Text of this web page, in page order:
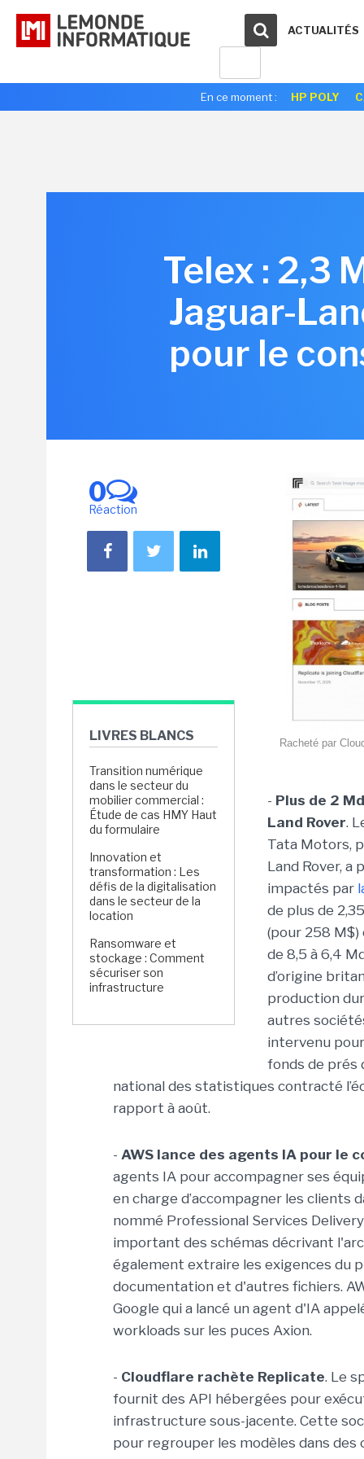
ACTUALITÉS
En ce moment : HP POLY
Telex : 2,3
Jaguar-
pour le
0
Réaction
LIVRES BLANCS
Transition numérique
dans le secteur du
mobilier commercial :
Étude de cas HMY Haut
du formulaire
Innovation et
transformation : Les
défis de la digitalisation
dans le secteur de la
location
Ransomware et
stockage : Comment
sécuriser son
infrastructure
Racheté par
- Plus de 2
Land Rover.
Tata Motors,
Land Rover,
impactés par
de plus de
(pour 258
de 8,5 à 6,4
d’origine
production
autres
intervenu
fonds de prés
national des statistiques contracté
rapport à août.
- AWS lance des agents IA pour le
agents IA pour accompagner ses
en charge d’accompagner les clients
nommé Professional Services
important des schémas décrivant
également extraire les exigences du
documentation et d'autres fichiers.
Google qui a lancé un agent d'IA
workloads sur les puces Axion.
- Cloudflare rachète Replicate. Le
fournit des API hébergées pour
infrastructure sous-jacente. Cette
pour regrouper les modèles dans